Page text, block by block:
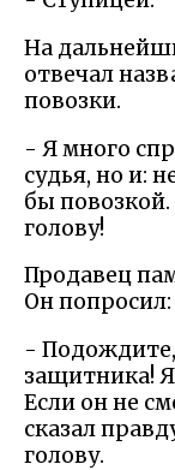
На
отвечал
повозки.
- Я много
судья, но и:
бы повозкой.
голову!
Продавец
Он попросил:
-
защитника! Я
Если он не
сказал
голову.